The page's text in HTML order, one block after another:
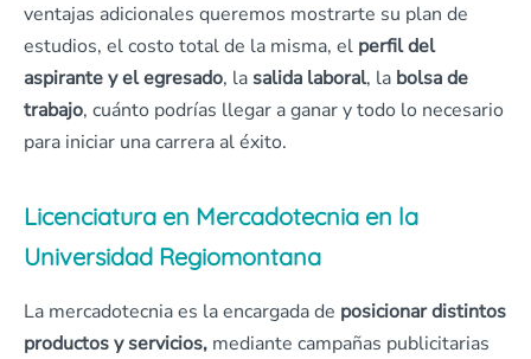
ventajas adicionales queremos mostrarte su plan de
estudios, el costo total de la misma, el perfil del
aspirante y el egresado, lasalida laboral, la bolsa de
trabajo, cuánto podrías llegar a ganar y todo lo necesario
para iniciar una carrera al éxito.
Licenciatura en Mercadotecnia en la
Universidad Regiomontana
La mercadotecnia es la encargada de posicionar distintos
productos y servicios, mediante campañas publicitarias